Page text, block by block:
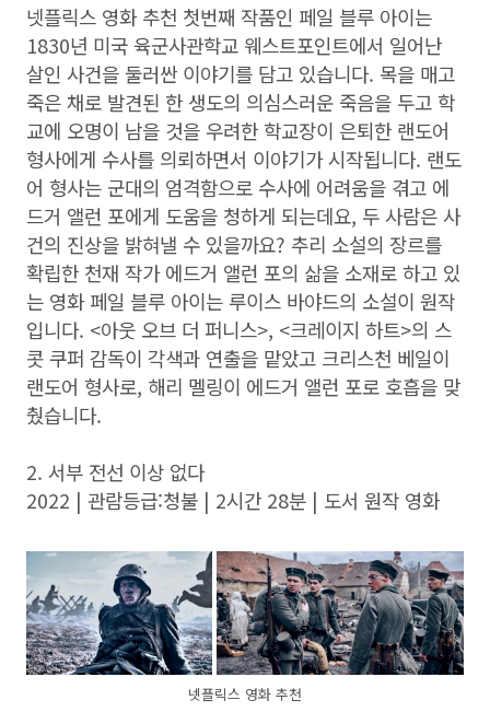
넷플릭스 영화 추천 첫번째 작품인 페일 블루 아이는
1830년 미국 육군사관학교 웨스트포인트에서 일어난
살인 사건을 둘러싼 이야기를 담고 있습니다. 목을 매고
죽은 채로 발견된 한 생도의 의심스러운 죽음을 두고 학
교에 오명이 남을 것을 우려한 학교장이 은퇴한 랜도어
형사에게 수사를 의뢰하면서 이야기가 시작됩니다. 랜도
어 형사는 군대의 엄격함으로 수사에 어려움을 겪고 에
드거 앨런 포에게 도움을 청하게 되는데요, 두 사람은 사
건의 진상을 밝혀낼 수 있을까요? 추리 소설의 장르를
확립한 천재 작가 에드거 앨런 포의 삶을 소재로 하고 있
는 영화 페일 블루 아이는 루이스 바야드의 소설이 원작
입니다. <아웃 오브 더 퍼니스>, <크레이지 하트>의 스
콧 쿠퍼 감독이 각색과 연출을 맡았고 크리스천 베일이
랜도어 형사로, 해리 멜링이 에드거 앨런 포로 호흡을 맞
췄습니다.
2. 서부 전선 이상 없다
2022 | 관람등급:청불 | 2시간 28분 | 도서 원작 영화
넷플릭스 영화 추천